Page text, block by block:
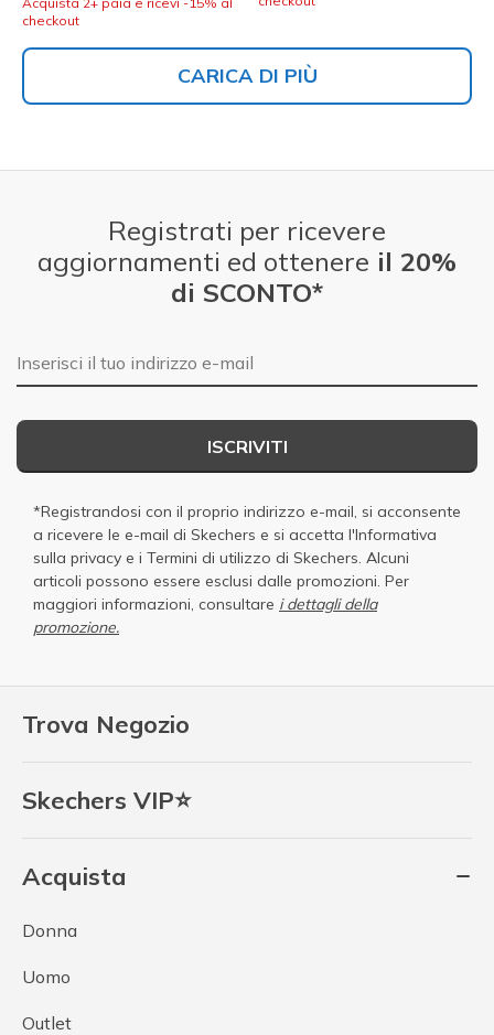
checkout
CARICA DI PIÙ
Trova Negozio
Skechers VIP⭐
Acquista
Donna
Uomo
Outlet
Registrati per ricevere
aggiornamenti ed ottenere il 20%
di SCONTO*
E-mail
ISCRIVITI
*Registrandosi con il proprio indirizzo e-mail, si acconsente
a ricevere le e-mail di Skechers e si accetta l'Informativa
sulla privacy e i Termini di utilizzo di Skechers. Alcuni
articoli possono essere esclusi dalle promozioni. Per
maggiori informazioni, consultare i dettagli della
promozione.